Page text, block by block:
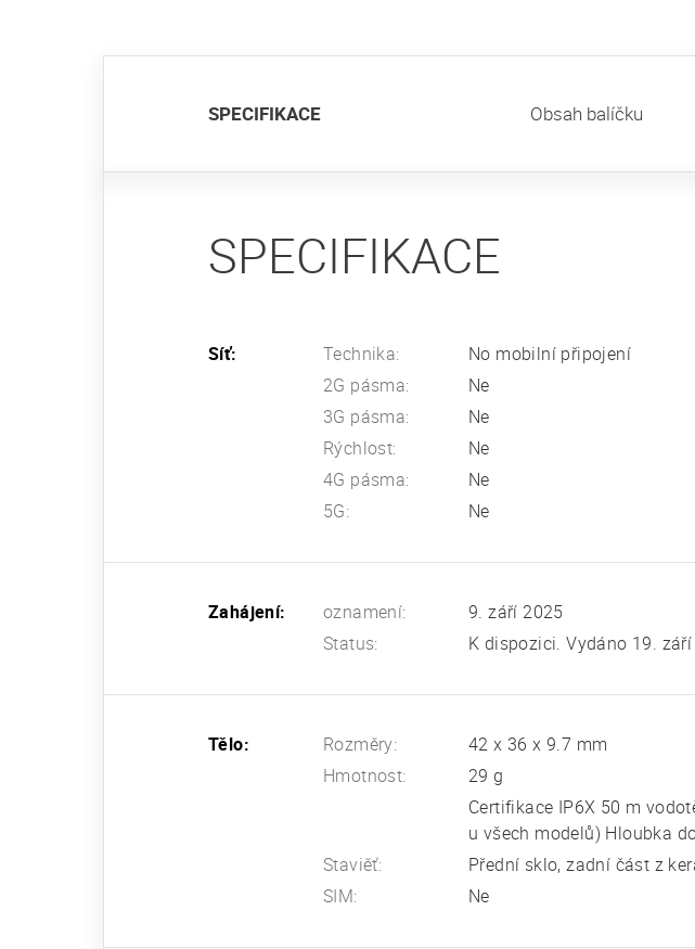
SPECIFIKACE Obsah balíčku
SPECIFIKACE
Síť: Technika:
No mobilní připojení
2G pásma:
Ne
3G pásma:
Ne
Rýchlost:
Ne
4G pásma:
Ne
5G:
Ne
Zahájení: oznamení:
9. září 2025
Status:
K dispozici. Vydáno 19. září
Tělo: Rozměry:
42 x 36 x 9.7 mm
Hmotnost:
29 g
Certifikace IP6X 50 m
u všech modelů) Hloubka
Staviěť:
Přední sklo, zadní část z
SIM:
Ne